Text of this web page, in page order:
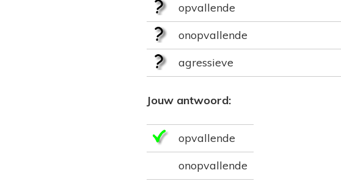
opvallende
onopvallende
agressieve
Jouw antwoord:
opvallende
onopvallende